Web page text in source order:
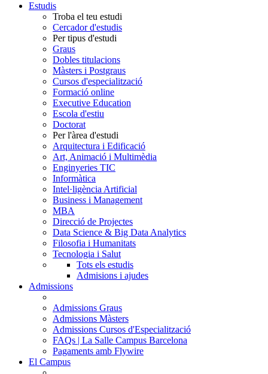
Estudis
Troba el teu estudi
Cercador d'estudis
Per tipus d'estudi
Graus
Dobles titulacions
Màsters i Postgraus
Cursos d'especialització
Formació online
Executive Education
Escola d'estiu
Doctorat
Per l'àrea d'estudi
Arquitectura i Edificació
Art, Animació i Multimèdia
Enginyeries TIC
Informàtica
Intel·ligència Artificial
Business i Management
MBA
Direcció de Projectes
Data Science & Big Data Analytics
Filosofia i Humanitats
Tecnologia i Salut
Tots els estudis
Admisions i ajudes
Admissions
Admissions Graus
Admissions Màsters
Admissions Cursos d'Especialització
FAQs | La Salle Campus Barcelona
Pagaments amb Flywire
El Campus